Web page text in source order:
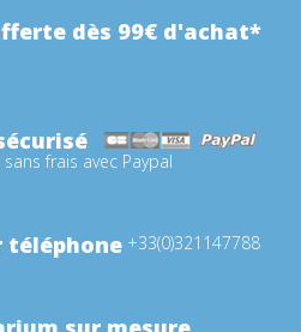
dès 99€ d'achat*
frais avec Paypal
téléphone +33(0)321147788